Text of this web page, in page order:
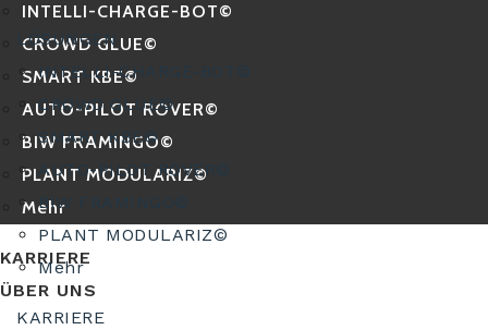
INTELLI-CHARGE-BOT©
CROWD GLUE©
SMART KBE©
AUTO-PILOT ROVER©
BIW FRAMINGO©
PLANT MODULARIZ©
Mehr
KARRIERE
ÜBER UNS
LÖSUNGEN
INTELLI-CHARGE-BOT©
CROWD GLUE©
SMART KBE©
AUTO-PILOT ROVER©
BIW FRAMINGO©
PLANT MODULARIZ©
Mehr
KARRIERE